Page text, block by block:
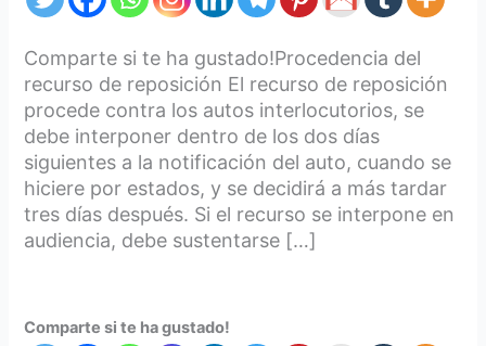
Comparte si te ha gustado!Procedencia del
recurso de reposición El recurso de reposición
procede contra los autos interlocutorios, se
debe interponer dentro de los dos días
siguientes a la notificación del auto, cuando se
hiciere por estados, y se decidirá a más tardar
tres días después. Si el recurso se interpone en
audiencia, debe sustentarse […]
Comparte si te ha gustado!